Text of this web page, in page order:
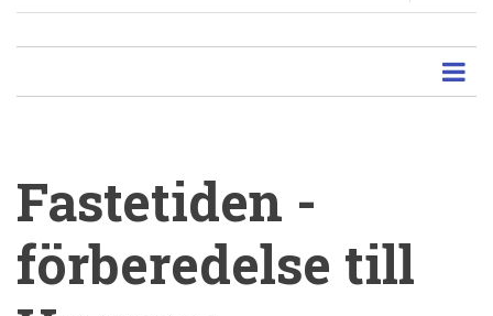
Fastetiden -
förberedelse till